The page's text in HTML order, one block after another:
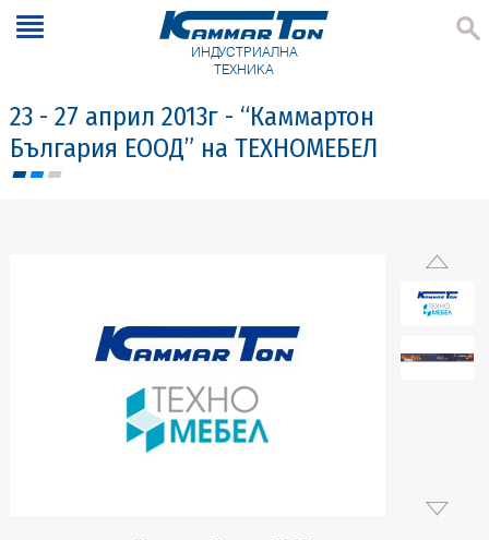
ИНДУСТРИАЛНА
ТЕХНИКА
23 - 27 април 2013г - “Каммартон
България ЕООД” на ТЕХНОМЕБЕЛ